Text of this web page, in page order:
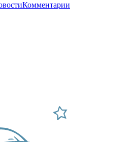
Комментарии